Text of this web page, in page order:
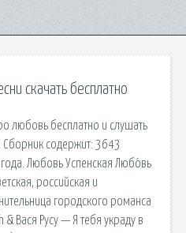
скачать бесплатно
любовь бесплатно и слушать
содержит: 3643
Любовь Успенская Любо́вь
российская и
городского романса
Вася Русу — Я тебя украду в